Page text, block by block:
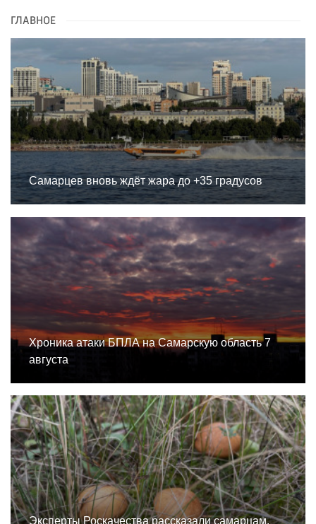
ГЛАВНОЕ
Самарцев вновь ждёт жара до +35 градусов
Хроника атаки БПЛА на Самарскую область 7
августа
Эксперты Роскачества рассказали самарцам,